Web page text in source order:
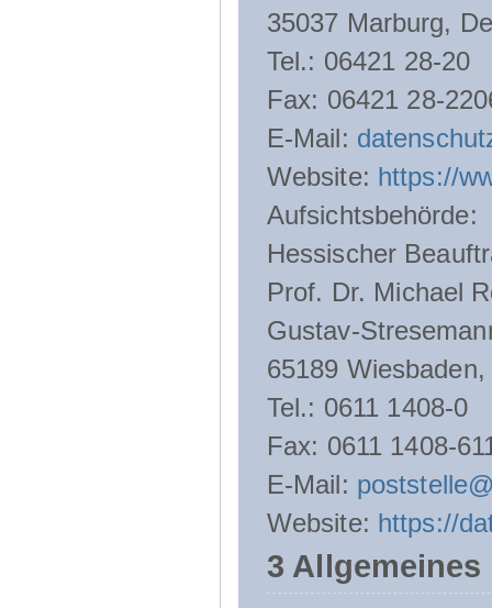
35037 Marburg,
Tel.: 06421 28-20
Fax: 06421 28-
E-Mail:
Website: https://
Aufsichtsbehörde:
Hessischer
Prof. Dr. Michael
Gustav-
65189
Tel.: 0611 1408-0
Fax: 0611 1408-
E-Mail:
Website: https://
3